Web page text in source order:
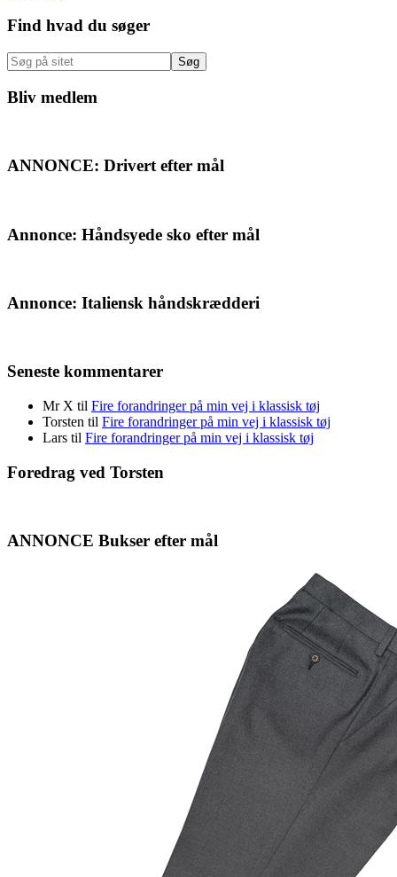
Primær
Sidebar
Find hvad du søger
Søg
på
sitet
Bliv medlem
ANNONCE: Drivert efter mål
Annonce: Håndsyede sko efter mål
Annonce: Italiensk håndskrædderi
Seneste kommentarer
Mr X til Fire forandringer på min vej i klassisk tøj
Torsten til Fire forandringer på min vej i klassisk tøj
Lars til Fire forandringer på min vej i klassisk tøj
Foredrag ved Torsten
ANNONCE Bukser efter mål